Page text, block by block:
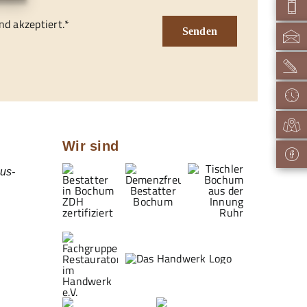
akzeptiert.* Senden
Wir sind